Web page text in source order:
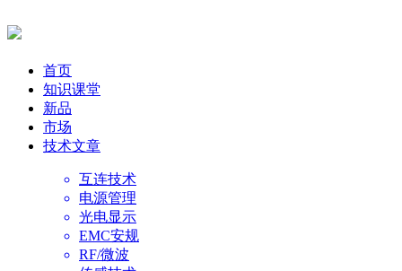
首页
知识课堂
新品
市场
技术文章
互连技术
电源管理
光电显示
EMC安规
RF/微波